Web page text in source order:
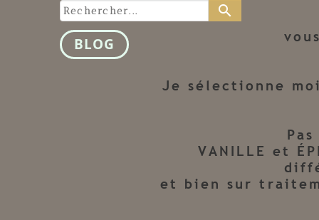
BLOG
search
Je sélectionne
VANILLE et
et bien sur